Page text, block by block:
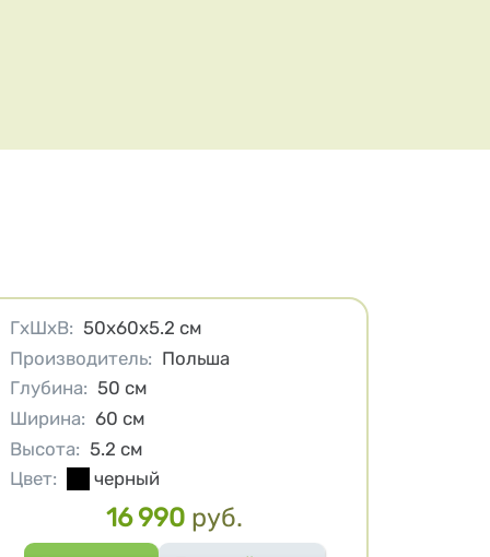
Характеристики
ГхШхВ: 50х60х5.2 см
Производитель: Польша
Глубина: 50 см
Ширина: 60 см
Высота: 5.2 см
Цвет:
черный
Цена
16 990 руб.